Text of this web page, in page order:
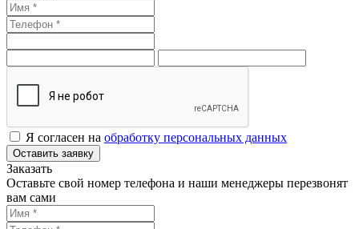
Я согласен на обработку персональных данных
Оставить заявку
Заказать
Оставьте свой номер телефона и наши менеджеры перезвонят
вам сами